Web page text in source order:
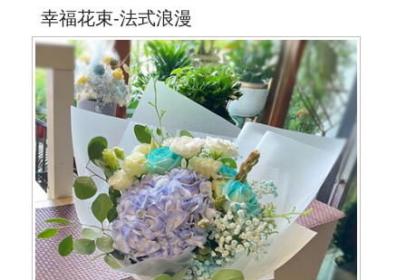
整***
幸福花束-法式浪漫